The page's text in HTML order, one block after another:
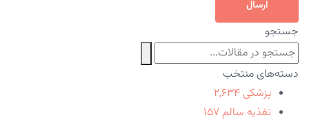
ارسال
جستجو
دسته‌های منتخب
پزشکی ۲,۶۳۴
تغذیه سالم ۱۵۷